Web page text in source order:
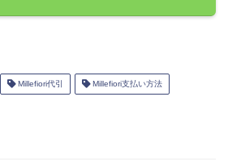
Millefiori代引 Millefiori支払い方法